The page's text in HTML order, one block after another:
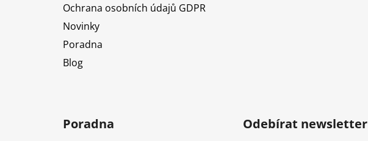
Ochrana osobních údajů GDPR
Novinky
Poradna
Blog
Poradna Odebírat newsletter